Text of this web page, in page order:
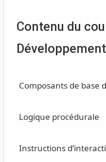
Contenu du
Développement
Composants de base
Logique procédurale
Instructions